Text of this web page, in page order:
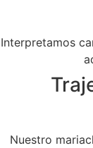
Interpretamos
Nuestro